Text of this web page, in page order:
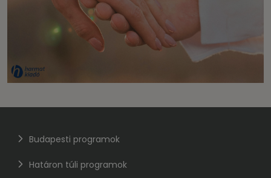
Budapesti programok
Határon túli programok